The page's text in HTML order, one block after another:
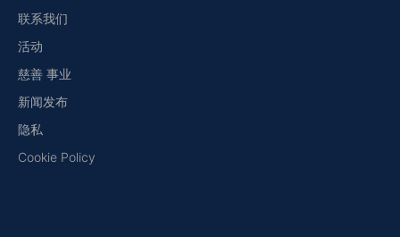
联系我们
活动
慈善 事业
新闻发布
隐私
Cookie Policy